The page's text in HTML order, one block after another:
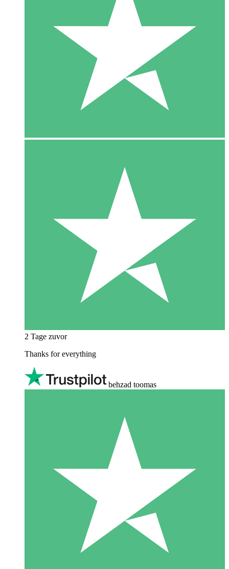
2 Tage zuvor
Thanks for everything
behzad toomas